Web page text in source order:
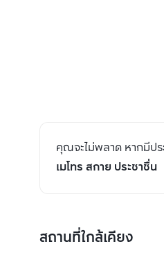
คุณจะไม่พลาด หากมีปร
เมโทร สกาย ประชาชื่น
สถานที่ใกล้เคียง